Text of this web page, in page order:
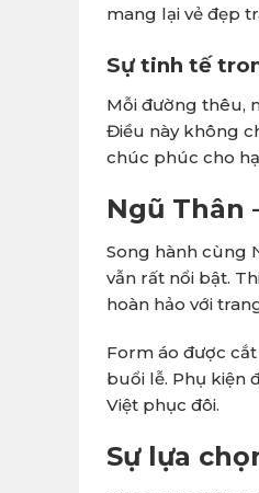
mang lại vẻ đẹp
Sự tinh tế
Mỗi đường thêu,
Điều này không
chúc phúc cho
Ngũ Thân
Song hành cùng
vẫn rất nổi bật.
hoàn hảo với
Form áo được
buổi lễ. Phụ kiện
Việt phục đôi.
Sự lựa